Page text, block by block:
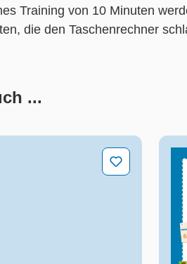
Training von 10 Minuten
die den Taschenrechner
...
bis 20